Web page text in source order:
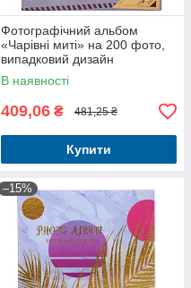
Фотографічний альбом
«Чарівні миті» на 200 фото,
випадковий дизайн
В наявності
409,06 ₴ 481,25 ₴
Купити
–15%